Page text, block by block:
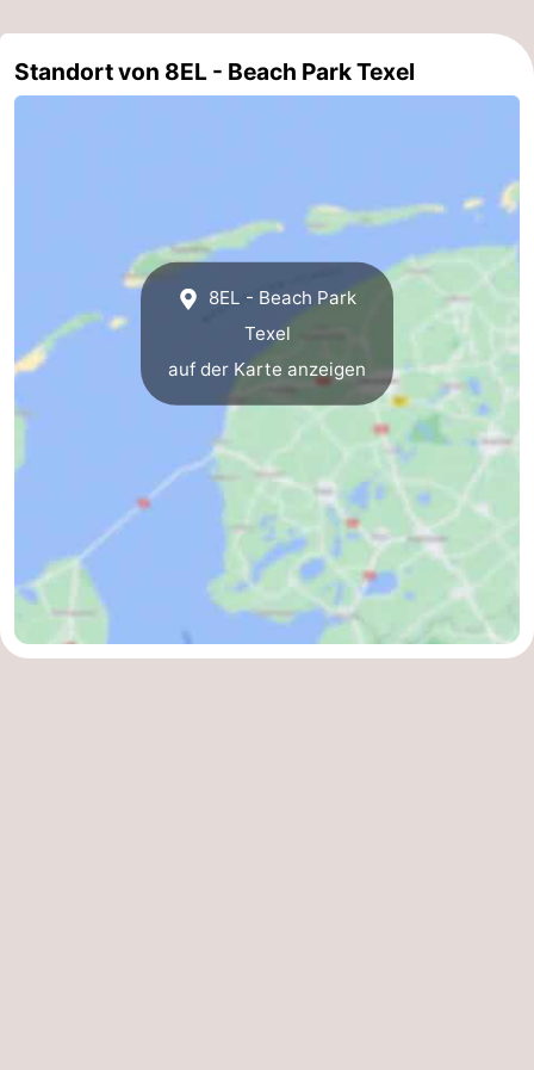
aan
Noordhollands
-
Kennermerland
Haarlem
Zandvoort
Wetter
Kontakt
Standort von 8EL - Beach Park Texel
8EL - Beach Park
Texel
auf der Karte anzeigen